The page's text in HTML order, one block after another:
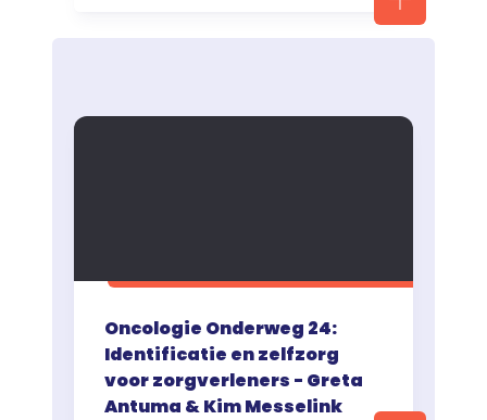
Oncologie Onderweg 24:
Identificatie en zelfzorg
voor zorgverleners - Greta
Antuma & Kim Messelink